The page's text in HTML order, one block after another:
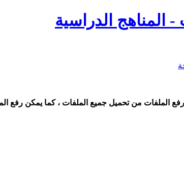
المناهج الدراسية
الملفات من تحميل جميع الملفات ، كما يمكن رفع